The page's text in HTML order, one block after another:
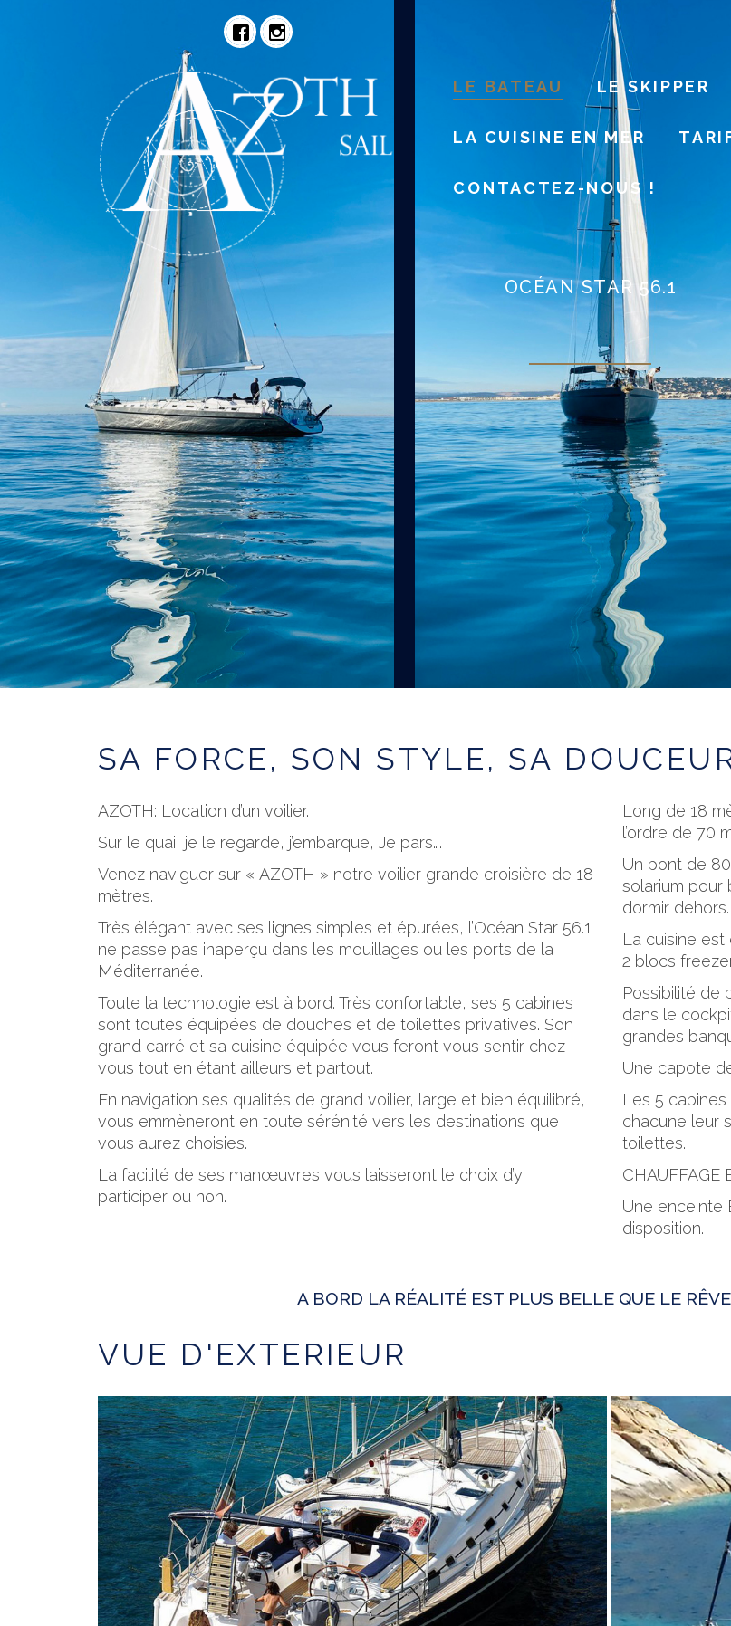
LE BATEAU LE SKIPPER
LA CUISINE EN MER
CONTACTEZ-NOUS !
OCÉAN STAR 56.1
SA FORCE, SON STYLE, SA
AZOTH: Location d’un voilier.
Sur le quai, je le regarde, j’embarque, Je pars….
Venez naviguer sur « AZOTH » notre voilier grande croisière de 18
mètres.
Très élégant avec ses lignes simples et épurées, l’Océan Star 56.1
ne passe pas inaperçu dans les mouillages ou les ports de la
Méditerranée.
Toute la technologie est à bord. Très confortable, ses 5 cabines
sont toutes équipées de douches et de toilettes privatives. Son
grand carré et sa cuisine équipée vous feront vous sentir chez
vous tout en étant ailleurs et partout.
En navigation ses qualités de grand voilier, large et bien équilibré,
vous emmèneront en toute sérénité vers les destinations que
vous aurez choisies.
La facilité de ses manœuvres vous laisseront le choix d’y
participer ou non.
Long de 18
l’ordre de 70
Un pont de
solarium pour
dormir dehors.
La cuisine est
2 blocs
Possibilité de
dans le
grandes
Une capote
Les 5
chacune leur
toilettes.
CHAUFFAGE
Une enceinte
disposition.
A BORD LA RÉALITÉ EST PLUS BELLE QUE LE
VUE D'EXTERIEUR